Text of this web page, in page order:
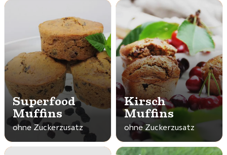
Superfood
Muffins
ohne Zuckerzusatz
Kirsch
Muffins
ohne Zuckerzusatz